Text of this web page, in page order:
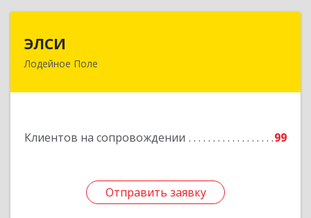
ЭЛСИ
Лодейное Поле
Клиентов на сопровождении 99
Отправить заявку
187700, Ленинградская обл, Лодейное Поле г,
Отправить заявку